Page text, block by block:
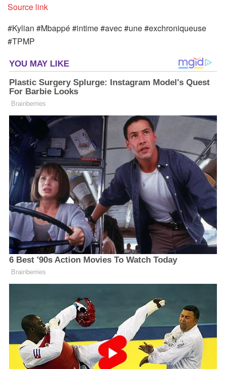
Source link
#Kylian #Mbappé #intime #avec #une #exchroniqueuse
#TPMP